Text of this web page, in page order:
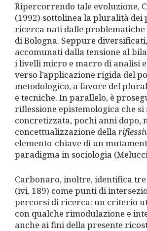
Ripercorrendo tale evoluzione,
(1992) sottolinea la pluralità dei
ricerca nati dalle problematiche
di Bologna. Seppure
accomunati dalla tensione al
i livelli micro e macro di analisi
verso l’applicazione rigida del
metodologico, a favore del
e tecniche. In parallelo, è
riflessione epistemologica che si
concretizzata, pochi anni dopo,
concettualizzazione della
elemento-chiave di un
paradigma in sociologia
Carbonaro, inoltre, identifica
(ivi, 189) come punti di
percorsi di ricerca: un criterio
con qualche rimodulazione e
anche ai fini della presente